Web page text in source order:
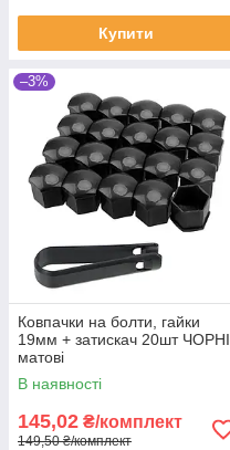
Купити
–3%
Ковпачки на болти, гайки
19мм + затискач 20шт ЧОРНІ
матові
В наявності
145,02 ₴/комплект
149,50 ₴/комплект